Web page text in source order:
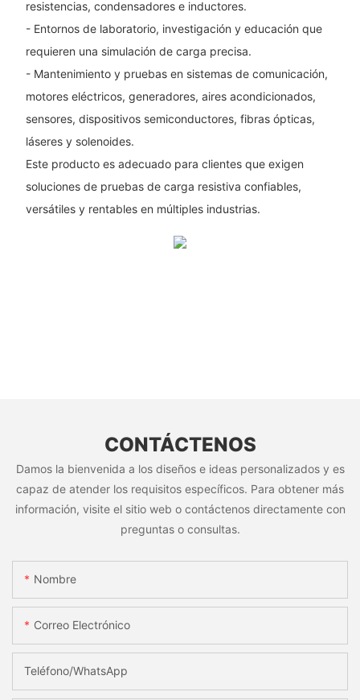
resistencias, condensadores e inductores.
- Entornos de laboratorio, investigación y educación que
requieren una simulación de carga precisa.
- Mantenimiento y pruebas en sistemas de comunicación,
motores eléctricos, generadores, aires acondicionados,
sensores, dispositivos semiconductores, fibras ópticas,
láseres y solenoides.
Este producto es adecuado para clientes que exigen
soluciones de pruebas de carga resistiva confiables,
versátiles y rentables en múltiples industrias.
CONTÁCTENOS
Damos la bienvenida a los diseños e ideas personalizados y es
capaz de atender los requisitos específicos. Para obtener más
información, visite el sitio web o contáctenos directamente con
preguntas o consultas.
Nombre
Correo Electrónico
Teléfono/WhatsApp